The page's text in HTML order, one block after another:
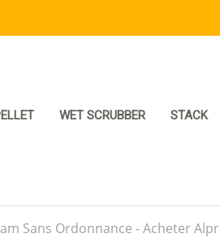
WET SCRUBBER STACK
Sans Ordonnance - Acheter